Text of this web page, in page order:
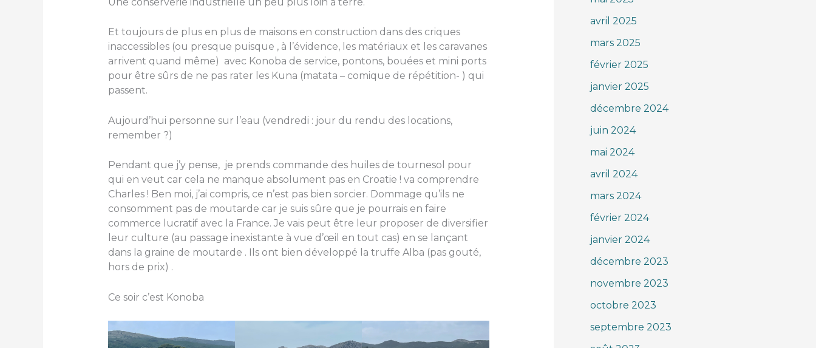
Et toujours de plus en plus de maisons en construction dans des criques
inaccessibles (ou presque puisque , à l’évidence, les matériaux et les caravanes
arrivent quand même) avec Konoba de service, pontons, bouées et mini ports
pour être sûrs de ne pas rater les Kuna (matata – comique de répétition- ) qui
passent.
Aujourd’hui personne sur l’eau (vendredi : jour du rendu des locations,
remember ?)
Pendant que j’y pense, je prends commande des huiles de tournesol pour
qui en veut car cela ne manque absolument pas en Croatie ! va comprendre
Charles ! Ben moi, j’ai compris, ce n’est pas bien sorcier. Dommage qu’ils ne
consomment pas de moutarde car je suis sûre que je pourrais en faire
commerce lucratif avec la France. Je vais peut être leur proposer de diversifier
leur culture (au passage inexistante à vue d’œil en tout cas) en se lançant
dans la graine de moutarde . Ils ont bien développé la truffe Alba (pas gouté,
hors de prix) .
Ce soir c’est Konoba
avril 2025
mars 2025
février 2025
janvier 2025
décembre 2024
juin 2024
mai 2024
avril 2024
mars 2024
février 2024
janvier 2024
décembre 2023
novembre 2023
octobre 2023
septembre 2023